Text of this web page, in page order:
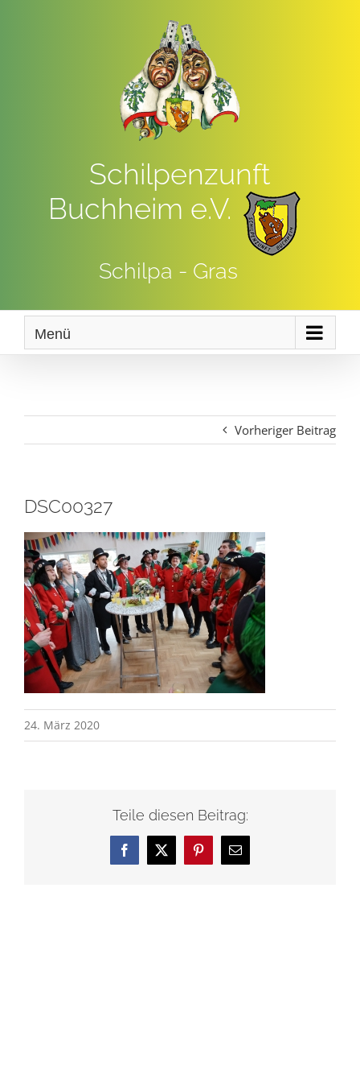
Schilpenzunft
Buchheim e.V.
Schilpa - Gras
Menü
Vorheriger Beitrag
DSC00327
24. März 2020
Teile diesen Beitrag:
Facebook
X Pinterest
E-
Mail